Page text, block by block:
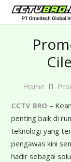
Home
CCTV BRO –
penting baik di
teknologi yang
pengawas kini
hadir sebagai